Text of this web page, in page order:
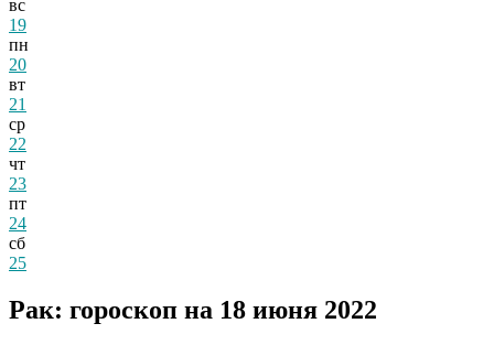
вс
19
пн
20
вт
21
ср
22
чт
23
пт
24
сб
25
Рак: гороскоп на 18 июня 2022